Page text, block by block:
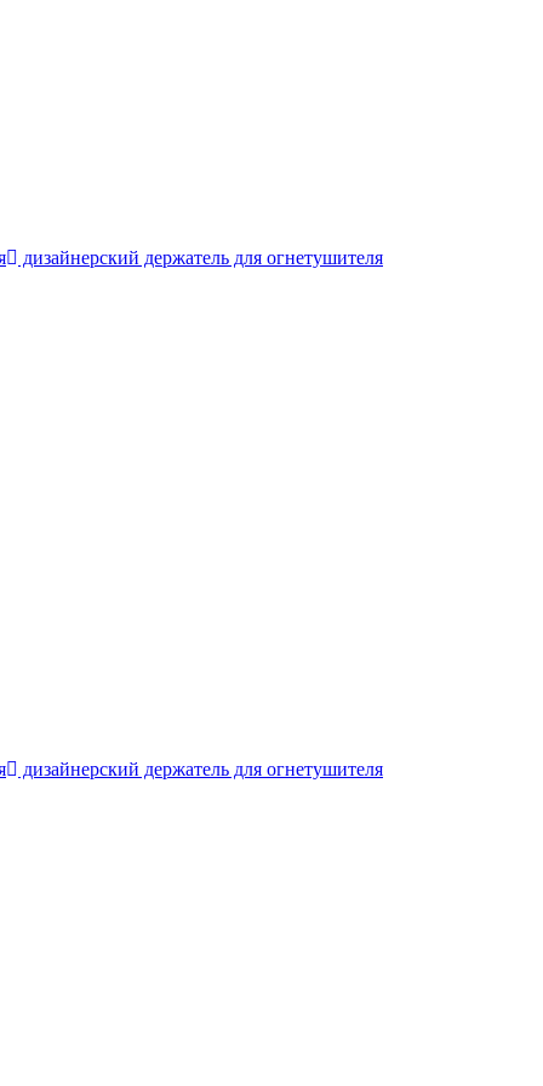
дизайнерский держатель для огнетушителя
дизайнерский держатель для огнетушителя